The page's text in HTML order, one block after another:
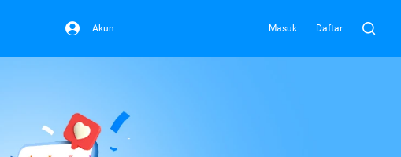
Akun Masuk Daftar